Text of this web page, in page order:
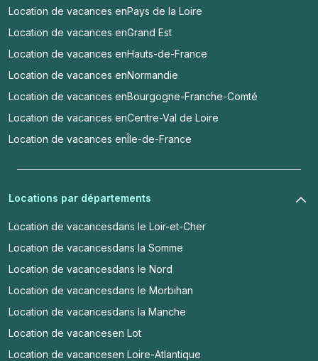
Location de vacances enPays de la Loire
Location de vacances enGrand Est
Location de vacances enHauts-de-France
Location de vacances enNormandie
Location de vacances enBourgogne-Franche-Comté
Location de vacances enCentre-Val de Loire
Location de vacances enÎle-de-France
Locations par départements
Location de vacancesdans le Loir-et-Cher
Location de vacancesdans la Somme
Location de vacancesdans le Nord
Location de vacancesdans le Morbihan
Location de vacancesdans la Manche
Location de vacancesen Lot
Location de vacancesen Loire-Atlantique